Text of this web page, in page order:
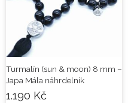
Turmalín (sun & moon) 8 mm –
Japa Mála náhrdelník
1.190 Kč